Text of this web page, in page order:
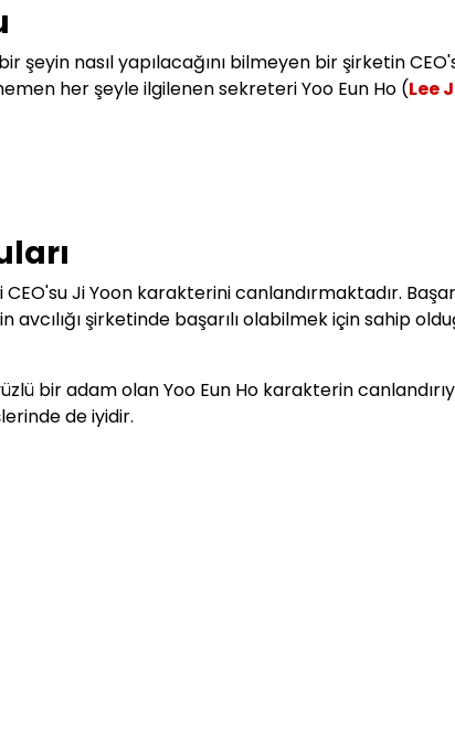
şeyin nasıl yapılacağını bilmeyen bir şirketin
her şeyle ilgilenen sekreteri Yoo Eun Ho (Lee
Ji Yoon karakterini canlandırmaktadır.
şirketinde başarılı olabilmek için sahip
bir adam olan Yoo Eun Ho karakterin
de iyidir.